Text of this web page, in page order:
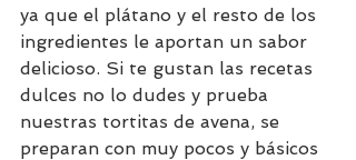
ya que el plátano y el resto de los
ingredientes le aportan un sabor
delicioso. Si te gustan las recetas
dulces no lo dudes y prueba
nuestras tortitas de avena, se
preparan con muy pocos y básicos